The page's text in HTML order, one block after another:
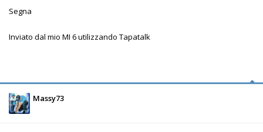
Segna
Inviato dal mio MI 6 utilizzando Tapatalk
Massy73